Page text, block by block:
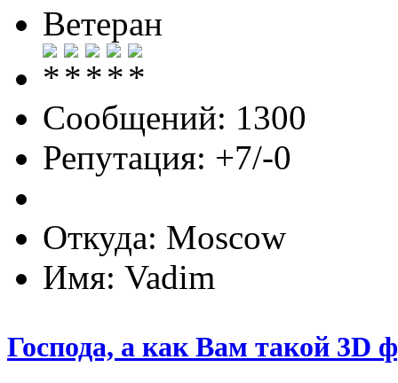
Ветеран
Сообщений: 1300
Репутация: +7/-0
Откуда: Moscow
Имя: Vadim
Господа, а как Вам такой 3D